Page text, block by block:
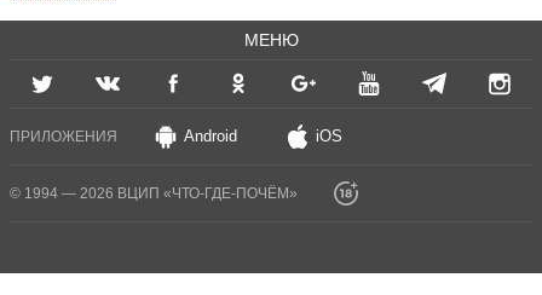
МЕНЮ
ПРИЛОЖЕНИЯ Android iOS
© 1994 — 2026 ВЦИП «ЧТО-ГДЕ-ПОЧЁМ»